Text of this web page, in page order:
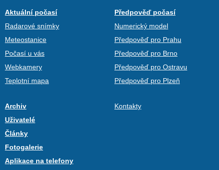
Aktuální počasí
Radarové snímky
Meteostanice
Počasí u vás
Webkamery
Teplotní mapa
Předpověď počasí
Numerický model
Předpověď pro Prahu
Předpověď pro Brno
Předpověď pro Ostravu
Předpověď pro Plzeň
Archiv
Uživatelé
Články
Fotogalerie
Aplikace na telefony
Kontakty